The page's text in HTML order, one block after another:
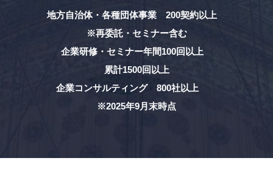
地方自治体・各種団体事業 200契約以上
※再委託・セミナー含む
企業研修・セミナー年間100回以上
累計1500回以上
企業コンサルティング 800社以上
※2025年9月末時点